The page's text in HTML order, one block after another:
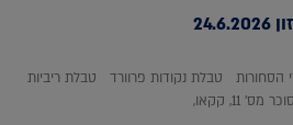
טבלת נקודות פרוורד טבלת ריביות